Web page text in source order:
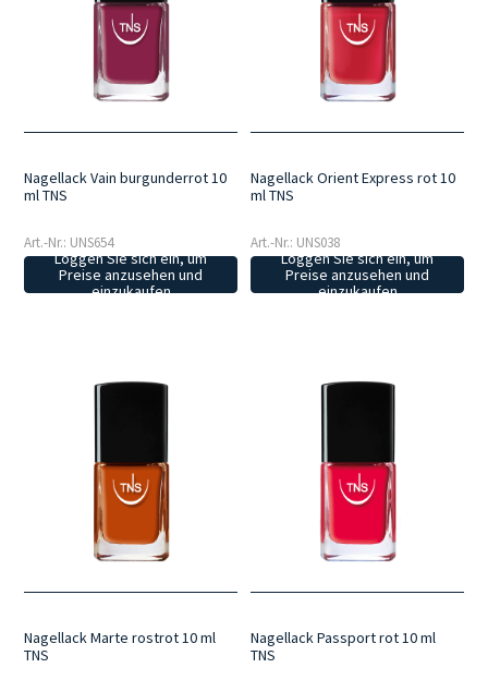
Nagellack Vain burgunderrot 10
ml TNS
Art.-Nr.: UNS654
Loggen Sie sich ein, um
Preise anzusehen und
einzukaufen
Nagellack Orient Express rot 10
ml TNS
Art.-Nr.: UNS038
Loggen Sie sich ein, um
Preise anzusehen und
einzukaufen
Nagellack Marte rostrot 10 ml
TNS
Nagellack Passport rot 10 ml
TNS